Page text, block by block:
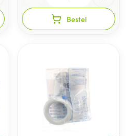
Bestel